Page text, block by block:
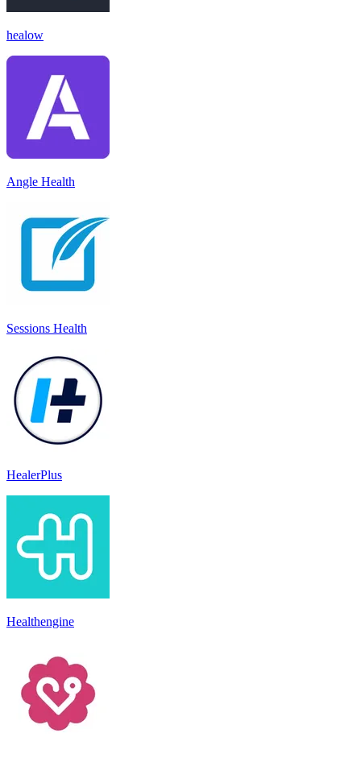
healow
Angle Health
Sessions Health
HealerPlus
Healthengine